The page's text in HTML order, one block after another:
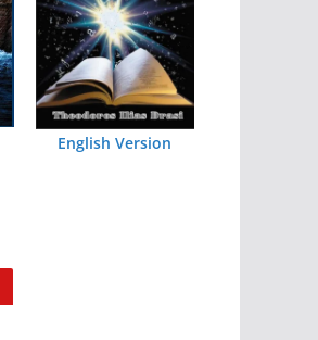
English Version